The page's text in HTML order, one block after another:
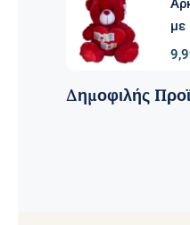
με
Δημοφιλής